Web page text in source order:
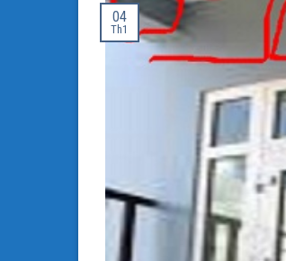
04
Th1